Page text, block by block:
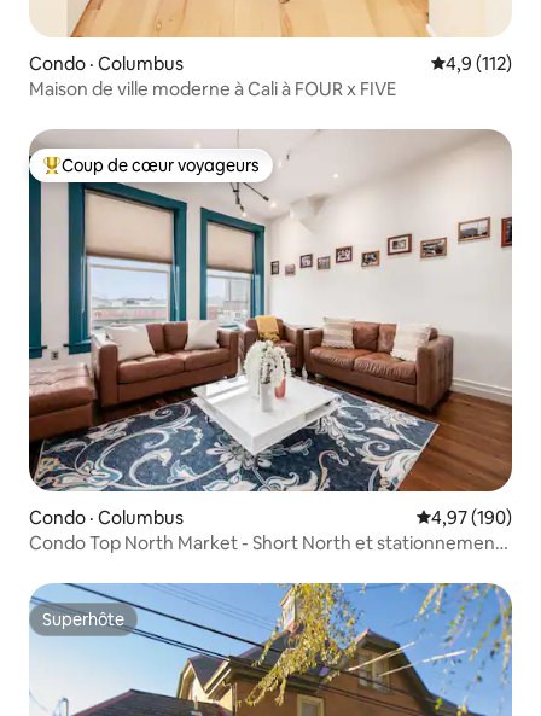
Condo · Columbus Note
4,9 (112)
Maison de ville moderne à Cali à FOUR x FIVE
Coup de cœur voyageurs parmi les plus aimés
Coup de cœur voyageurs
Condo · Columbus Note
4,97 (190)
Condo Top North Market - Short North et stationnement
Superhôte
Superhôte